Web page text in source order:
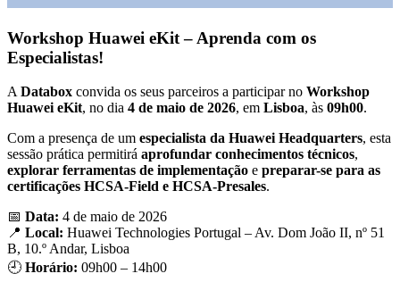
Workshop Huawei eKit – Aprenda com os
Especialistas!
A Databox convida os seus parceiros a participar no Workshop
Huawei eKit, no dia 4 de maio de 2026, em Lisboa, às 09h00.
Com a presença de um especialista da Huawei Headquarters, esta
sessão prática permitirá aprofundar conhecimentos técnicos,
explorar ferramentas de implementação e preparar-se para as
certificações HCSA-Field e HCSA-Presales.
📅 Data: 4 de maio de 2026
📍 Local: Huawei Technologies Portugal – Av. Dom João II, nº 51
B, 10.º Andar, Lisboa
🕘 Horário: 09h00 – 14h00